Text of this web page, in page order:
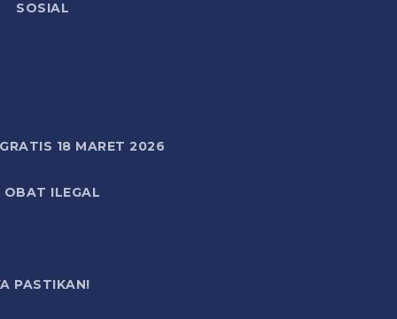
SOSIAL
18 MARET 2026
OBAT ILEGAL
PASTIKAN!